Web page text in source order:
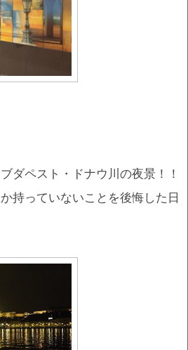
ダペスト・ドナウ川の夜景！！
持っていないことを後悔した日